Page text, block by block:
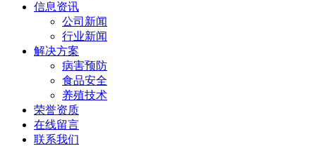
信息资讯
公司新闻
行业新闻
解决方案
病害预防
食品安全
养殖技术
荣誉资质
在线留言
联系我们